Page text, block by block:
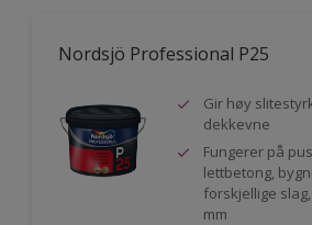
Nordsjö Professional P25
Gir høy
dekkevne
Fungerer på
lettbetong,
forskjellige
mm